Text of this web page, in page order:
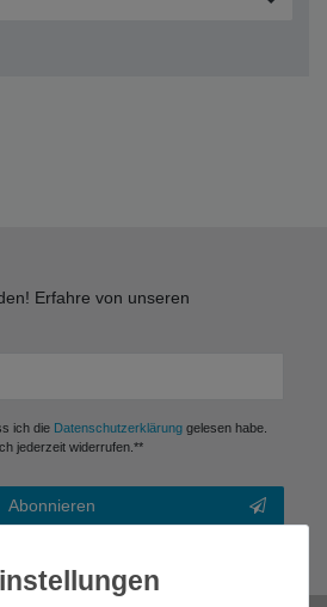
Erfahre von unseren
ich die Daten­schutz­erklärunggelesen habe.
jederzeit widerrufen.**
Abonnieren